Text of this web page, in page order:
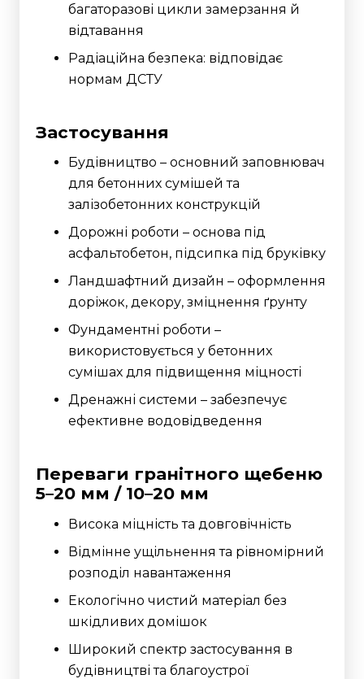
багаторазові цикли замерзання й
відтавання
Радіаційна безпека: відповідає
нормам ДСТУ
Застосування
Будівництво – основний заповнювач
для бетонних сумішей та
залізобетонних конструкцій
Дорожні роботи – основа під
асфальтобетон, підсипка під бруківку
Ландшафтний дизайн – оформлення
доріжок, декору, зміцнення ґрунту
Фундаментні роботи –
використовується у бетонних
сумішах для підвищення міцності
Дренажні системи – забезпечує
ефективне водовідведення
Переваги гранітного щебеню
5–20 мм / 10–20 мм
Висока міцність та довговічність
Відмінне ущільнення та рівномірний
розподіл навантаження
Екологічно чистий матеріал без
шкідливих домішок
Широкий спектр застосування в
будівництві та благоустрої